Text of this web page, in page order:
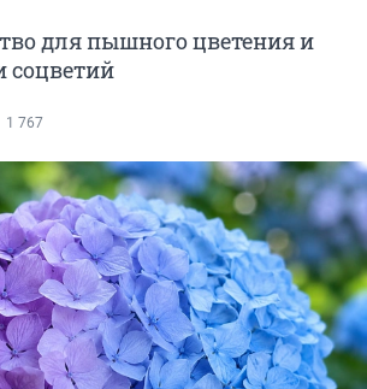
для пышного цветения и
соцветий
1 767